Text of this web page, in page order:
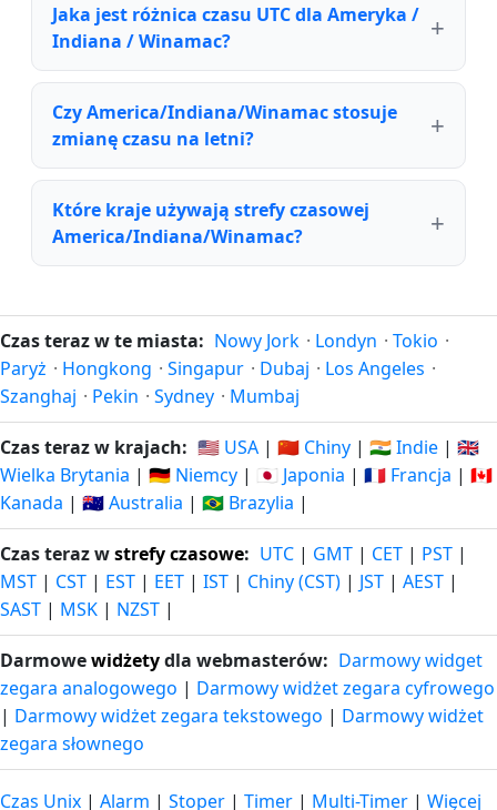
Jaka jest różnica czasu UTC dla Ameryka /
Indiana / Winamac?
Czy America/Indiana/Winamac stosuje
zmianę czasu na letni?
Które kraje używają strefy czasowej
America/Indiana/Winamac?
Czas teraz w te miasta: Nowy Jork · Londyn · Tokio ·
Paryż · Hongkong · Singapur · Dubaj · Los Angeles ·
Szanghaj · Pekin · Sydney · Mumbaj
Czas teraz w krajach: 🇺🇸 USA | 🇨🇳 Chiny | 🇮🇳 Indie | 🇬🇧
Wielka Brytania | 🇩🇪 Niemcy | 🇯🇵 Japonia | 🇫🇷 Francja | 🇨🇦
Kanada | 🇦🇺 Australia | 🇧🇷 Brazylia |
Czas teraz wstrefy czasowe: UTC | GMT | CET | PST |
MST | CST | EST | EET | IST | Chiny (CST) | JST | AEST |
SAST | MSK | NZST |
Darmowewidżetydla webmasterów: Darmowy widget
zegara analogowego | Darmowy widżet zegara cyfrowego
| Darmowy widżet zegara tekstowego | Darmowy widżet
zegara słownego
Czas Unix | Alarm | Stoper | Timer | Multi-Timer | Więcej